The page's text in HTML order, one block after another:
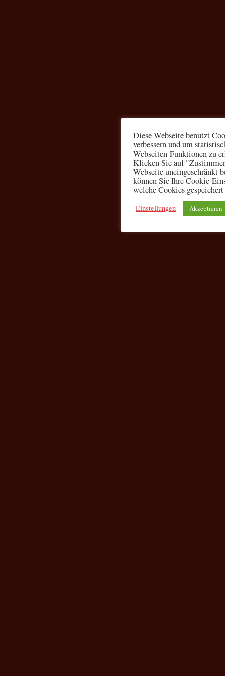
Diese Webseite benutzt
verbessern und um
Webseiten-Funktionen zu
Klicken Sie auf
Webseite uneingeschränkt
können Sie Ihre Cookie-
welche Cookies
Einstellungen Akzeptieren